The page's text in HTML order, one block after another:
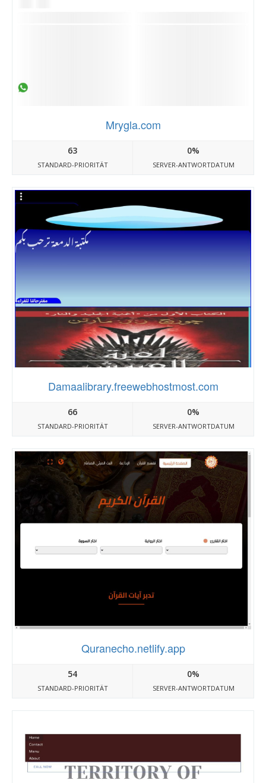
Mrygla.com
63
STANDARD-PRIORITÄT
0%
SERVER-ANTWORTDATUM
Damaalibrary.freewebhostmost.com
66
STANDARD-PRIORITÄT
0%
SERVER-ANTWORTDATUM
Quranecho.netlify.app
54
STANDARD-PRIORITÄT
0%
SERVER-ANTWORTDATUM